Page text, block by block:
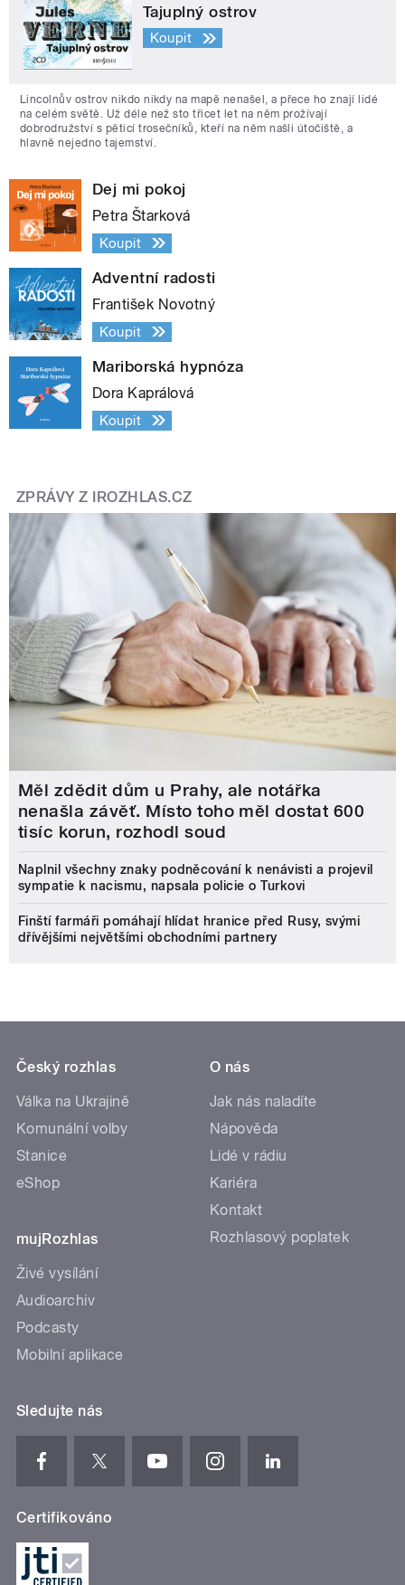
Tajuplný ostrov
Koupit
Lincolnův ostrov nikdo nikdy na mapě nenašel, a přece ho znají lidé
na celém světě. Už déle než sto třicet let na něm prožívají
dobrodružství s pěticí trosečníků, kteří na něm našli útočiště, a
hlavně nejedno tajemství.
Dej mi pokoj
Petra Štarková
Koupit
Adventní radosti
František Novotný
Koupit
Mariborská hypnóza
Dora Kaprálová
Koupit
ZPRÁVY Z IROZHLAS.CZ
Měl zdědit dům u Prahy, ale notářka
nenašla závěť. Místo toho měl dostat 600
tisíc korun, rozhodl soud
Naplnil všechny znaky podněcování k nenávisti a projevil
sympatie k nacismu, napsala policie o Turkovi
Finští farmáři pomáhají hlídat hranice před Rusy, svými
dřívějšími největšími obchodními partnery
Český rozhlas
Válka na Ukrajině
Komunální volby
Stanice
eShop
mujRozhlas
Živé vysílání
Audioarchiv
Podcasty
Mobilní aplikace
O nás
Jak nás naladíte
Nápověda
Lidé v rádiu
Kariéra
Kontakt
Rozhlasový poplatek
Sledujte nás
Certifikováno